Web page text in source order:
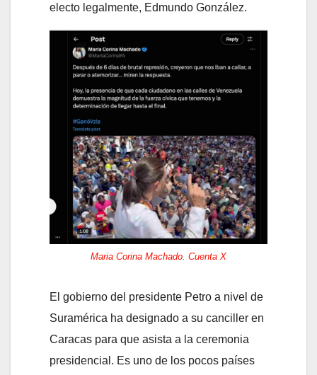
electo legalmente, Edmundo González.
Maria Corina Machado. Cuenta X
El gobierno del presidente Petro a nivel de
Suramérica ha designado a su canciller en
Caracas para que asista a la ceremonia
presidencial. Es uno de los pocos países